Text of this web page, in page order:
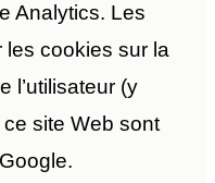
Analytics. Les
les cookies sur la
l’utilisateur (y
site Web sont